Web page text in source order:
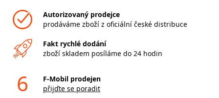
Autorizovaný prodejce
prodáváme zboží z oficiální české distribuce
Fakt rychlé dodání
zboží skladem posíláme do 24 hodin
6
F-Mobil prodejen
přijďte se poradit